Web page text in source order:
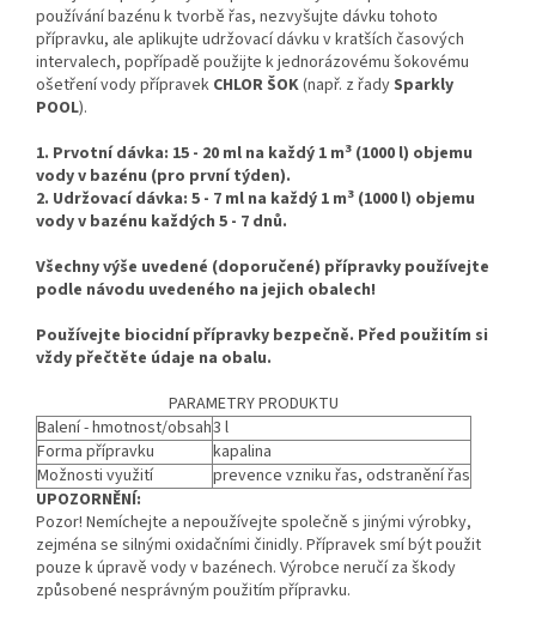
používání bazénu k tvorbě řas, nezvyšujte dávku tohoto
přípravku, ale aplikujte udržovací dávku v kratších časových
intervalech, popřípadě použijte k jednorázovému šokovému
ošetření vody přípravek CHLOR ŠOK(např. z řadySparkly
POOL).
1. Prvotní dávka: 15 - 20 ml na každý 1 m3 (1000 l) objemu
vody v bazénu (pro první týden).
2. Udržovací dávka: 5 - 7 ml na každý 1 m3 (1000 l) objemu
vody v bazénu každých 5 - 7 dnů.
Všechny výše uvedené (doporučené) přípravky používejte
podle návodu uvedeného na jejich obalech!
Používejte biocidní přípravky bezpečně. Před použitím si
vždy přečtěte údaje na obalu.
PARAMETRY PRODUKTU
Balení - hmotnost/obsah3 l
Forma přípravku
kapalina
Možnosti využití
prevence vzniku řas, odstranění řas
UPOZORNĚNÍ:
Pozor! Nemíchejte a nepoužívejte společně s jinými výrobky,
zejména se silnými oxidačními činidly. Přípravek smí být použit
pouze k úpravě vody v bazénech. Výrobce neručí za škody
způsobené nesprávným použitím přípravku.